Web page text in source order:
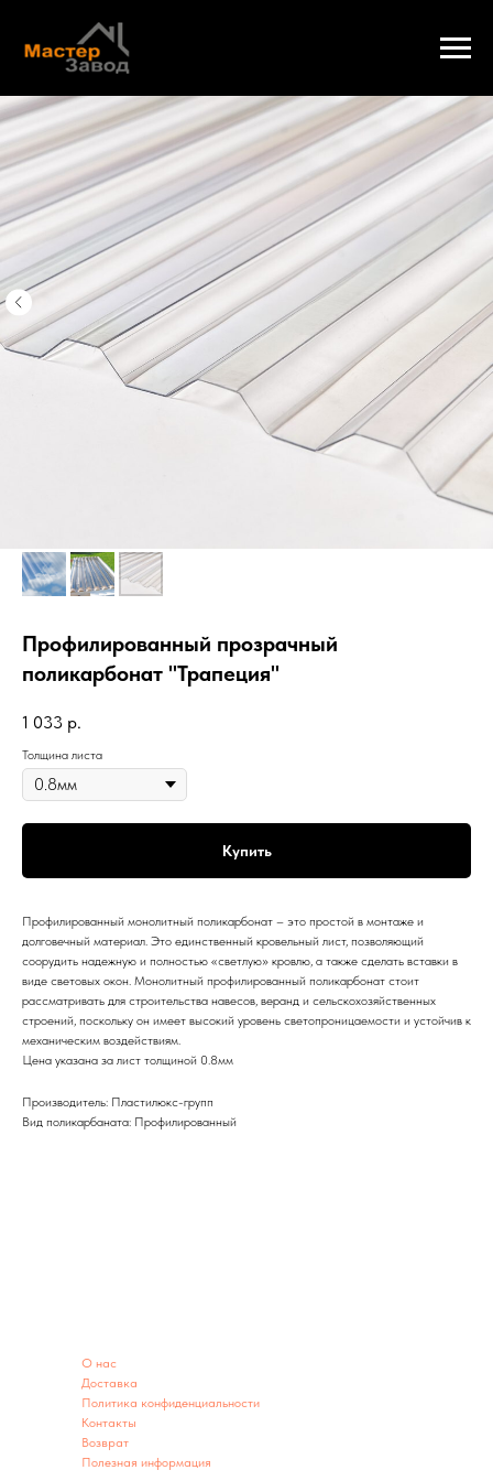
Профилированный прозрачный
поликарбонат "Трапеция"
1 033 р.
Толщина листа
Купить
Профилированный монолитный поликарбонат – это простой в монтаже и
долговечный материал. Это единственный кровельный лист, позволяющий
соорудить надежную и полностью «светлую» кровлю, а также сделать вставки в
виде световых окон. Монолитный профилированный поликарбонат стоит
рассматривать для строительства навесов, веранд и сельскохозяйственных
строений, поскольку он имеет высокий уровень светопроницаемости и устойчив к
механическим воздействиям.
Цена указана за лист толщиной 0.8мм
Производитель: Пластилюкс-групп
Вид поликарбаната: Профилированный
O нас
Доставка
Политика конфиденциальности
Контакты
Возврат
Полезная информация